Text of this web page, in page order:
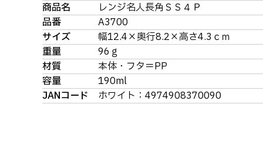
商品名
レンジ名人長角ＳＳ４Ｐ
品番
A3700
サイズ
幅12.4×奥行8.2×高さ4.3ｃｍ
重量
96ｇ
材質
本体・フタ＝PP
容量
190ml
JANコード
ホワイト：4974908370090